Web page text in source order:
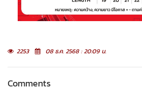
2253 08 ธ.ค. 2568 : 20:09 น.
Comments